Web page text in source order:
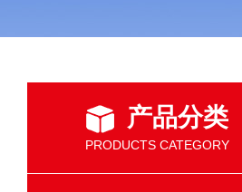
产品分类
PRODUCTS CATEGORY